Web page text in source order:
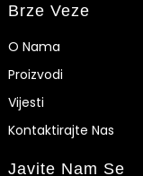
Brze Veze
O Nama
Proizvodi
Vijesti
Kontaktirajte Nas
Javite Nam Se